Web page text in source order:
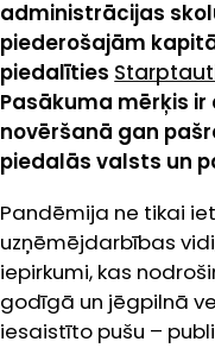
administrācijas
piederošajām
piedalīties
Pasākuma mērķis
novēršanā gan
piedalās valsts un
Pandēmija ne tikai
uzņēmējdarbības
iepirkumi, kas
godīgā un jēgpilnā
iesaistīto pušu –